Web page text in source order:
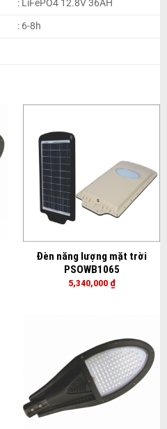
: LiFePO4 12.8V 36AH
: 6-8h
Đèn năng lượng mặt trời
PSOWB1065
5,340,000 ₫